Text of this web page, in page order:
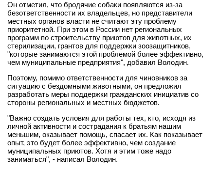
Он отметил, что бродячие собаки появляются из-за
безответственности их владельцев, но представители
местных органов власти не считают эту проблему
приоритетной. При этом в России нет региональных
программ по строительству приютов для животных, их
стерилизации, грантов для поддержки зоозащитников,
"которые занимаются этой проблемой более эффективно,
чем муниципальные предприятия", добавил Володин.
Поэтому, помимо ответственности для чиновников за
ситуацию с бездомными животными, он предложил
разработать меры поддержки гражданских инициатив со
стороны региональных и местных бюджетов.
"Важно создать условия для работы тех, кто, исходя из
личной активности и сострадания к братьям нашим
меньшим, оказывает помощь, спасает их. Как показывает
опыт, это будет более эффективно, чем создание
муниципальных приютов. Хотя и этим тоже надо
заниматься", - написал Володин.